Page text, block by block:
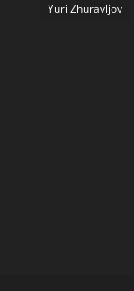
Yuri Zhuravljov